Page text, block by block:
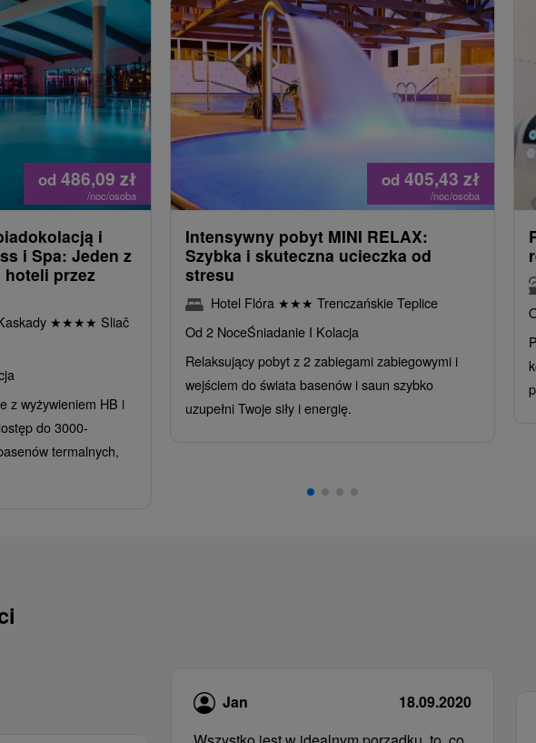
od 486,09 zł
/noc/osoba
i
i Spa: Jeden z
przez
★★★★ Sliač
z wyżywieniem HB i
do 3000-
termalnych,
od 405,43zł
/noc/osoba
Intensywny pobyt MINI RELAX:
Szybka i skuteczna ucieczka od
stresu
Hotel Flóra ★★★ Trenczańskie Teplice
Od 2 NoceŚniadanie I Kolacja
Relaksujący pobyt z 2 zabiegami zabiegowymi i
wejściem do świata basenów i saun szybko
uzupełni Twoje siły i energię.
Jan
18.09.2020